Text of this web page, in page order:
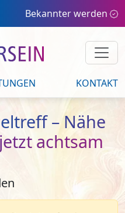
Bekannter werden
KONTAKT
– Nähe
achtsam